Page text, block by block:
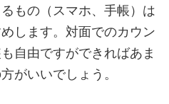
もの（スマホ、手帳）は
します。対面でのカウン
自由ですができればあま
がいいでしょう。